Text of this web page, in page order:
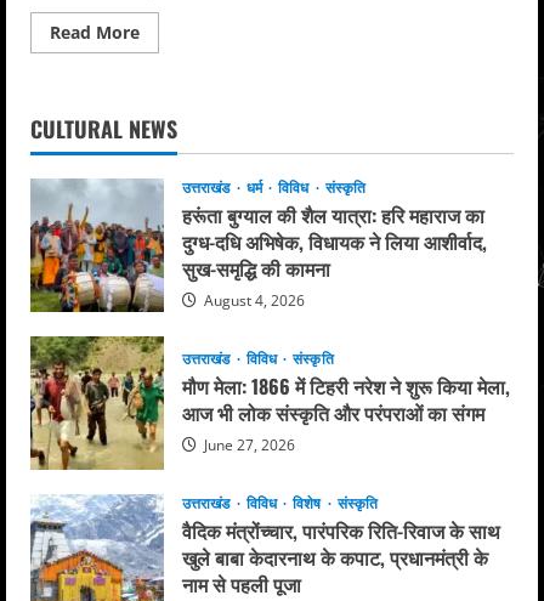
Read MoreRead
more
के
आईसीयू
में
ब्लॉस्ट,
मरीज
की
मौत,
13
घायलों
में
व
बचाव
दल
के
तीन
पुलिस
कर्मी
भी
शामिल
CULTURAL NEWS
उत्तराखंड धर्म विविध संस्कृति
हरूंता बुग्याल की शैल यात्रा: हरि महाराज का
दुग्ध-दधि अभिषेक, विधायक ने लिया आशीर्वाद,
सुख-समृद्धि की कामना
August 4, 2026
उत्तराखंड विविध संस्कृति
मौण मेला: 1866 में टिहरी नरेश ने शुरू किया मेला,
आज भी लोक संस्कृति और परंपराओं का संगम
June 27, 2026
उत्तराखंड विविध विशेष संस्कृति
वैदिक मंत्रोंच्चार, पारंपरिक रिति-रिवाज के साथ
खुले बाबा केदारनाथ के कपाट, प्रधानमंत्री के
नाम से पहली पूजा